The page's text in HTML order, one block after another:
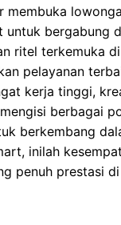
membuka
untuk bergabung
ritel terkemuka
pelayanan
kerja tinggi,
berbagai
berkembang
inilah
penuh prestasi